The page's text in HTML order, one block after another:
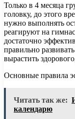
Только в 4 месяца
головку, до этого
нужно выполнять
реагируют на
достаточно
правильно
вырастить
Основные правила
Читать так же:
календарю